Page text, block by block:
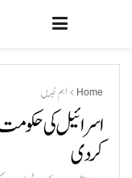
Home اہم خبریں
اسرائیل کی
کر دی